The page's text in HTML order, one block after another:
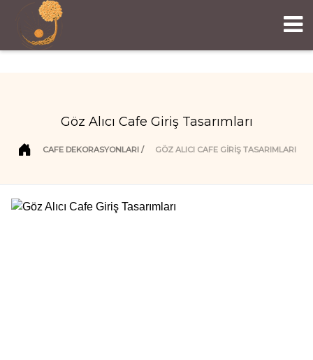
Göz Alıcı Cafe Giriş Tasarımları
CAFE DEKORASYONLARI GÖZ ALICI CAFE GIRIŞ TASARIMLARI